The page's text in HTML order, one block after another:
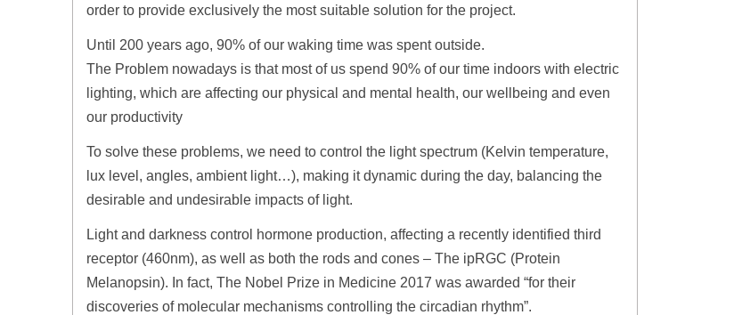
order to provide exclusively the most suitable solution for the project.
Until 200 years ago, 90% of our waking time was spent outside.
The Problem nowadays is that most of us spend 90% of our time indoors with electric
lighting, which are affecting our physical and mental health, our wellbeing and even
our productivity
To solve these problems, we need to control the light spectrum (Kelvin temperature,
lux level, angles, ambient light…), making it dynamic during the day, balancing the
desirable and undesirable impacts of light.
Light and darkness control hormone production, affecting a recently identified third
receptor (460nm), as well as both the rods and cones – The ipRGC (Protein
Melanopsin). In fact, The Nobel Prize in Medicine 2017 was awarded “for their
discoveries of molecular mechanisms controlling the circadian rhythm”.